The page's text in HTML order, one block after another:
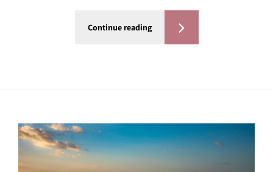
Continue reading